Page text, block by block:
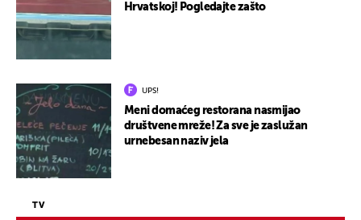
Hrvatskoj! Pogledajte zašto
UPS!
Meni domaćeg restorana nasmijao
društvene mreže! Za sve je zaslužan
urnebesan naziv jela
TV